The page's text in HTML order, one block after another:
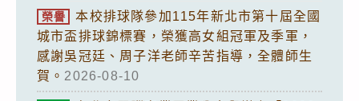
榮譽
本校排球隊參加115年新北市第十屆全國
城市盃排球錦標賽，榮獲高女組冠軍及季軍，
感謝吳冠廷、周子洋老師辛苦指導，全體師生
賀。 2026-08-10